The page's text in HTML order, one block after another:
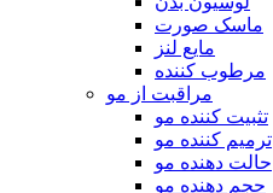
ماسک صورت
مایع لنز
مرطوب کننده
مراقبت از مو
تثبیت کننده مو
ترمیم کننده مو
حالت دهنده مو
حجم دهنده مو